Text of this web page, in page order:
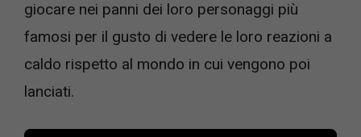
giocare nei panni dei loro personaggi più
famosi per il gusto di vedere le loro reazioni a
caldo rispetto al mondo in cui vengono poi
lanciati.